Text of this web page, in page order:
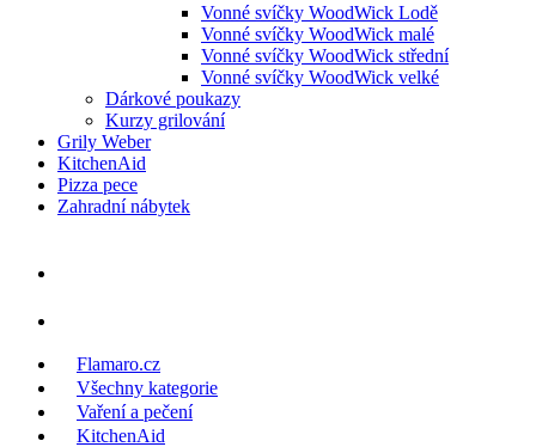
Vonné svíčky WoodWick Lodě
Vonné svíčky WoodWick malé
Vonné svíčky WoodWick střední
Vonné svíčky WoodWick velké
Dárkové poukazy
Kurzy grilování
Grily Weber
KitchenAid
Pizza pece
Zahradní nábytek
Flamaro.cz
Všechny kategorie
Vaření a pečení
KitchenAid